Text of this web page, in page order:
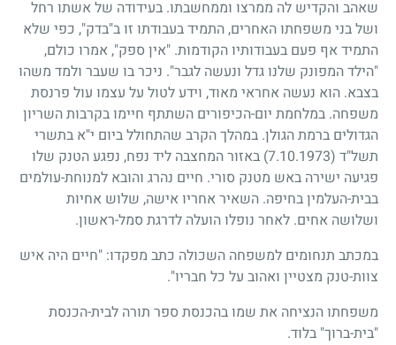
שאהב והקדיש לה ממרצו וממחשבתו. בעידודה של אשתו רחל
ושל בני משפחתו האחרים, התמיד בעבודתו זו ב"בדק", כפי שלא
התמיד אף פעם בעבודותיו הקודמות. "אין ספק", אמרו כולם,
"הילד המפונק שלנו גדל ונעשה לגבר". ניכר בו שעבר ולמד משהו
בצבא. הוא נעשה אחראי מאוד, וידע לטול על עצמו עול פרנסת
משפחה. במלחמת יום-הכיפורים השתתף חיימו בקרבות השריון
הגדולים ברמת הגולן. במהלך הקרב שהתחולל ביום י"א בתשרי
תשל"ד (7.10.1973)
באזור המחצבה ליד נפח, נפגע הטנק שלו
פגיעה ישירה באש מטנק סורי. חיים נהרג והובא למנוחת-עולמים
בבית-העלמין בחיפה. השאיר אחריו אישה, שלוש אחיות
ושלושה אחים. לאחר נופלו הועלה לדרגת סמל-ראשון.
במכתב תנחומים למשפחה השכולה כתב מפקדו: "חיים היה איש
צוות-טנק מצטיין ואהוב על כל חבריו".
משפחתו הנציחה את שמו בהכנסת ספר תורה לבית-הכנסת
"בית-ברוך" בלוד.